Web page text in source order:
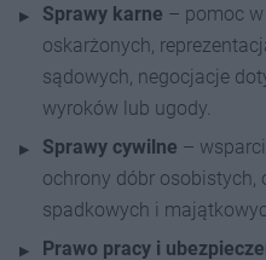
Sprawy karne – pomoc
oskarżonych,
sądowych, negocjacje
wyroków lub ugody.
Sprawy cywilne –
ochrony dóbr osobistych,
spadkowych i
Prawo pracy i